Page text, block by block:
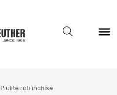
Piulite roti inchise